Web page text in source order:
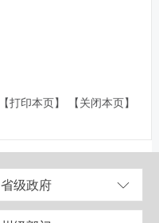
【打印本页】 【关闭本页】
省级政府